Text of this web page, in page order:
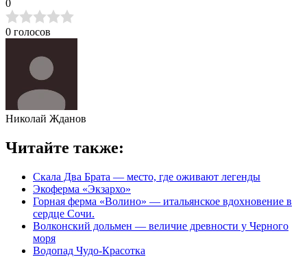
0
0 голосов
Николай Жданов
Читайте также:
Скала Два Брата — место, где оживают легенды
Экоферма «Экзархо»
Горная ферма «Волино» — итальянское вдохновение в
сердце Сочи.
Волконский дольмен — величие древности у Черного
моря
Водопад Чудо-Красотка